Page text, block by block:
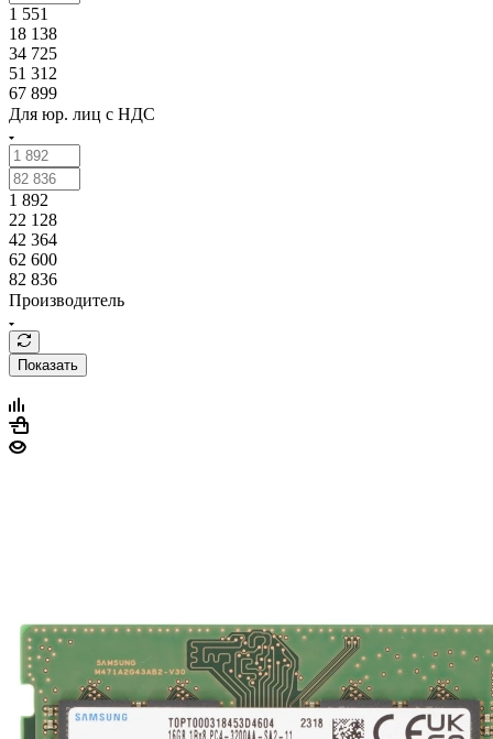
1 551
18 138
34 725
51 312
67 899
Для юр. лиц c НДС
1 892
22 128
42 364
62 600
82 836
Производитель
Показать